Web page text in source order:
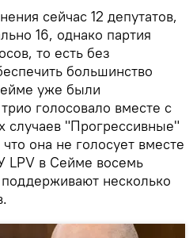
сейчас 12 депутатов,
16, однако партия
то есть без
большинство
уже были
голосовало вместе с
случаев "Прогрессивные"
она не голосует вместе
LPV в Сейме восемь
несколько